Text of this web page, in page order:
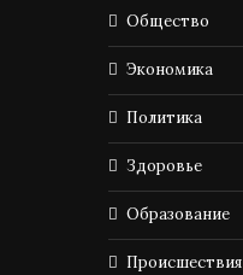
Общество
Экономика
Политика
Здоровье
Образование
Происшествия